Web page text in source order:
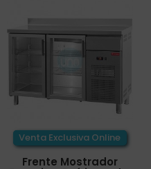
Venta Exclusiva Online
Frente Mostrador